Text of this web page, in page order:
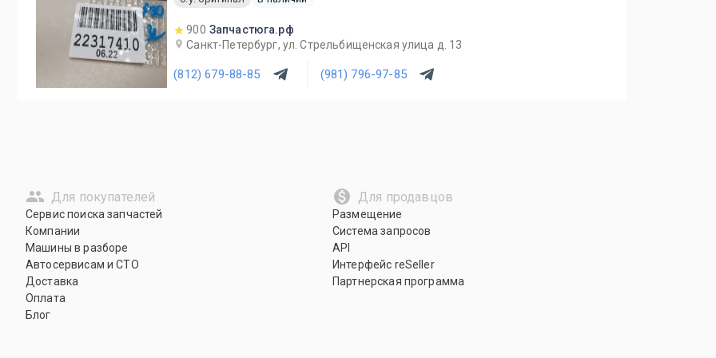
900 Запчастюга.рф
Санкт-Петербург, ул. Стрельбищенская улица д. 13
(812) 679-88-85 (981) 796-97-85
Для покупателей
Сервис поиска запчастей
Компании
Машины в разборе
Автосервисам и СТО
Доставка
Оплата
Блог
Для продавцов
Размещение
Система запросов
API
Интерфейс reSeller
Партнерская программа